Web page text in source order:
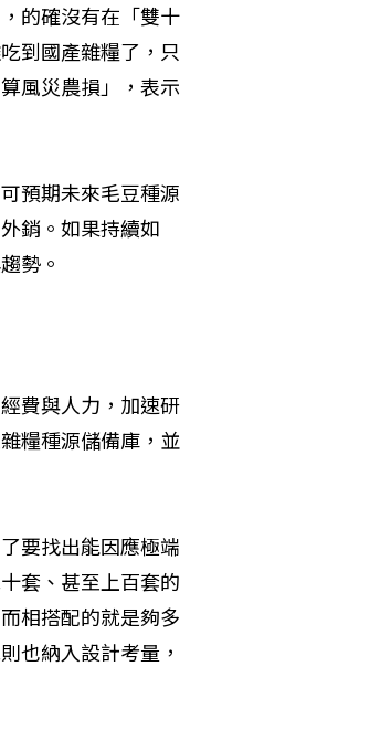
的確沒有在「雙十
到國產雜糧了，只
風災農損」，表示
預期未來毛豆種源
銷。如果持續如
勢。
費與人力，加速研
糧種源儲備庫，並
要找出能因應極端
套、甚至上百套的
相搭配的就是夠多
也納入設計考量，